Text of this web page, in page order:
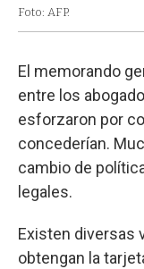
Foto: AFP.
El memorando
entre los
esforzaron por
concederían.
cambio de
legales.
Existen diversas
obtengan la